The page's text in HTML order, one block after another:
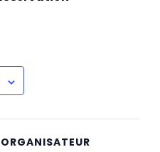
ORGANISATEUR